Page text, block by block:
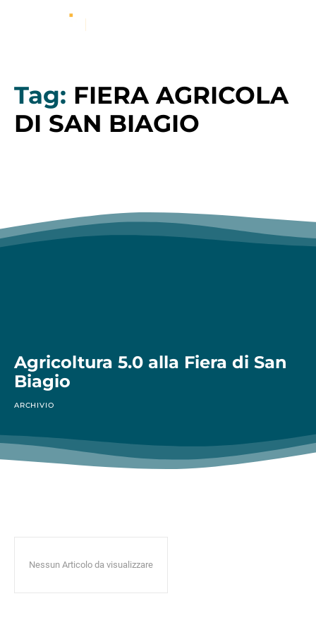
Tag: FIERA AGRICOLA
DI SAN BIAGIO
Agricoltura 5.0 alla Fiera di San
Biagio
ARCHIVIO
Nessun Articolo da visualizzare